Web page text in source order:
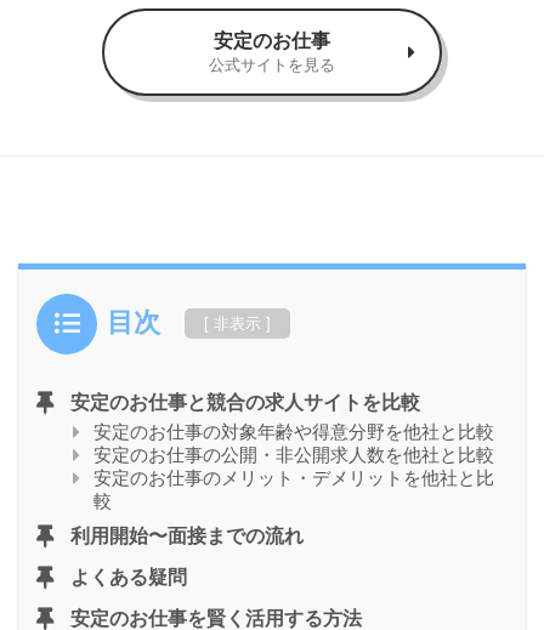
安定のお仕事
公式サイトを見る
目次
安定のお仕事と競合の求人サイトを比較
安定のお仕事の対象年齢や得意分野を他社と比較
安定のお仕事の公開・非公開求人数を他社と比較
安定のお仕事のメリット・デメリットを他社と比
較
利用開始〜面接までの流れ
よくある疑問
安定のお仕事を賢く活用する方法